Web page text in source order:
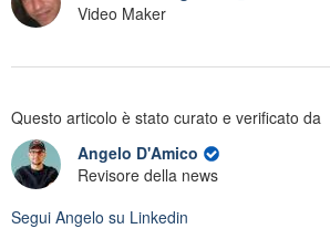
Video Maker
Questo articolo è stato curato e verificato da
Angelo D'Amico
Revisore della news
Segui Angelo su Linkedin